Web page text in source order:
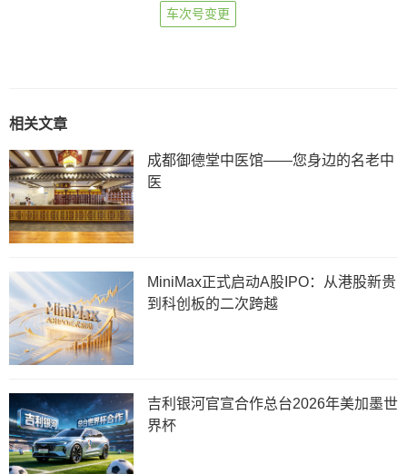
车次号变更
相关文章
成都御德堂中医馆——您身边的名老中
医
MiniMax正式启动A股IPO：从港股新贵
到科创板的二次跨越
吉利银河官宣合作总台2026年美加墨世
界杯